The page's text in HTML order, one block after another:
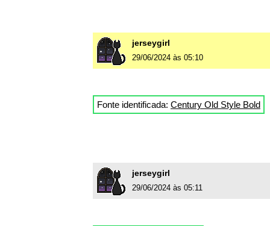
jerseygirl
29/06/2024 às 05:10
Fonte identificada: Century Old Style Bold
jerseygirl
29/06/2024 às 05:11